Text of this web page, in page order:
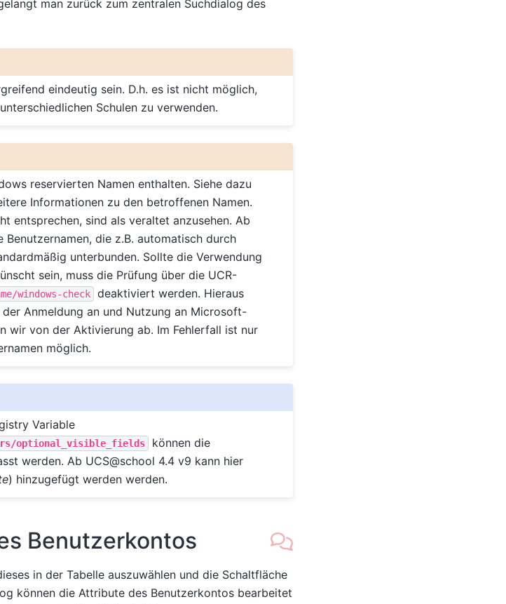
man zurück zum zentralen Suchdialog des
eindeutig sein. D.h. es ist nicht möglich,
Schulen zu verwenden.
reservierten Namen enthalten. Siehe dazu
Informationen zu den betroffenen Namen.
entsprechen, sind als veraltet anzusehen. Ab
die z.B. automatisch durch
unterbunden. Sollte die Verwendung
sein, muss die Prüfung über die UCR-
windows-check
deaktiviert werden. Hieraus
Anmeldung an und Nutzung an Microsoft-
wir von der Aktivierung ab. Im Fehlerfall ist nur
möglich.
Variable
optional_visible_fields
können die
werden. Ab UCS@school 4.4 v9 kann hier
) hinzugefügt werden werden.
Benutzerkontos
in der Tabelle auszuwählen und die Schaltfläche
können die Attribute des Benutzerkontos bearbeitet